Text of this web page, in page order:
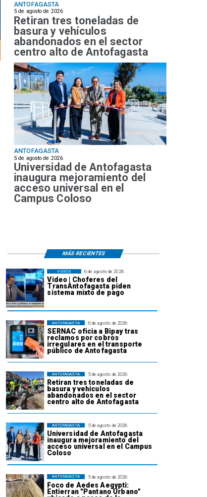
ANTOFAGASTA
5 de agosto de 2026
Retiran tres toneladas de
basura y vehículos
abandonados en el sector
centro alto de Antofagasta
ANTOFAGASTA
5 de agosto de 2026
Universidad de Antofagasta
inaugura mejoramiento del
acceso universal en el
Campus Coloso
6 de agosto de 2026
Video | Choferes del
TransAntofagasta piden
sistema mixto de pago
VIDEOS
6 de agosto de 2026
SERNAC oficia a Bipay tras
reclamos por cobros
irregulares en el transporte
público de Antofagasta
ANTOFAGASTA
5 de agosto de 2026
Retiran tres toneladas de
basura y vehículos
abandonados en el sector
centro alto de Antofagasta
ANTOFAGASTA
5 de agosto de 2026
Universidad de Antofagasta
inaugura mejoramiento del
acceso universal en el Campus
Coloso
ANTOFAGASTA
5 de agosto de 2026
Foco de Aedes Aegypti:
Entierran "Pantano Urbano"
ANTOFAGASTA
MÁS RECIENTES